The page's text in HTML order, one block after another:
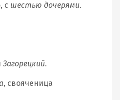
с шестью дочерями.
Загорецкий.
, свояченица